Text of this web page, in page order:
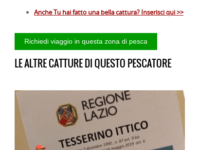
Anche Tu hai fatto una bella cattura? Inserisci qui >>
LE ALTRE CATTURE DI QUESTO PESCATORE